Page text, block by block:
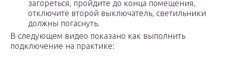
загореться, пройдите до конца помещения,
отключите второй выключатель, светильники
должны погаснуть.
В следующем видео показано как выполнить
подключение на практике: